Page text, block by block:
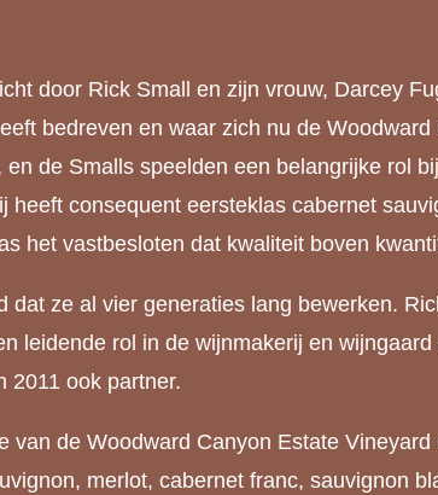
door Rick Small en zijn vrouw, Darcey
bedreven en waar zich nu de
de Smalls speelden een belangrijke rol
heeft consequent eersteklas cabernet
het vastbesloten dat kwaliteit boven
ze al vier generaties lang bewerken.
leidende rol in de wijnmakerij en
2011 ook partner.
van de Woodward Canyon Estate
merlot, cabernet franc, sauvignon